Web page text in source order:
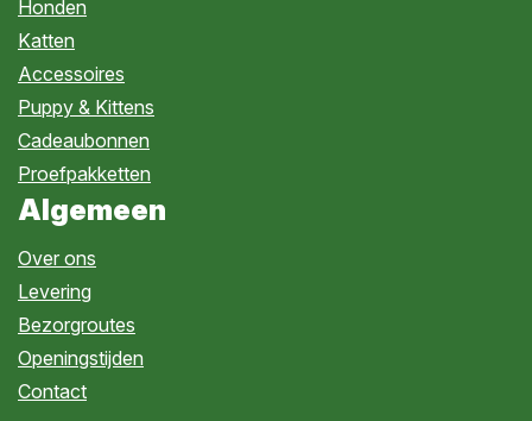
Honden
Katten
Accessoires
Puppy & Kittens
Cadeaubonnen
Proefpakketten
Algemeen
Over ons
Levering
Bezorgroutes
Openingstijden
Contact